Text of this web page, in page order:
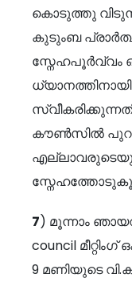
കൊടുത്തു
കുടുംബ
സ്നേഹപൂർവ്വം
കൗൺസിൽ
7) മൂന്നാം
council
9 മണിയുടെ